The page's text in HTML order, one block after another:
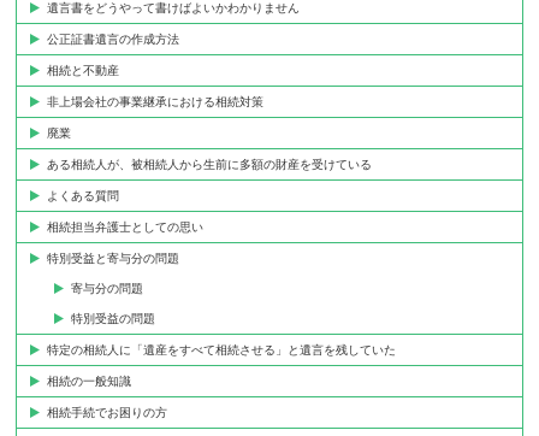
遺言書をどうやって書けばよいかわかりません
公正証書遺言の作成方法
相続と不動産
非上場会社の事業継承における相続対策
廃業
ある相続人が、被相続人から生前に多額の財産を受けている
よくある質問
相続担当弁護士としての思い
特別受益と寄与分の問題
寄与分の問題
特別受益の問題
特定の相続人に「遺産をすべて相続させる」と遺言を残していた
相続の一般知識
相続手続でお困りの方